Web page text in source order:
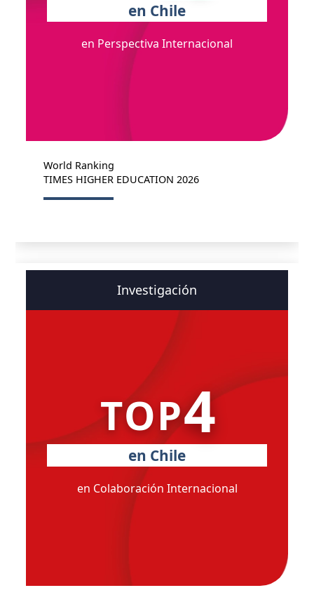
en Chile
en Perspectiva Internacional
World Ranking
TIMES HIGHER EDUCATION 2026
Investigación
TOP4
en Chile
en Colaboración Internacional